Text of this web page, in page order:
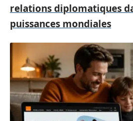
relations diplomatiques
puissances mondiales